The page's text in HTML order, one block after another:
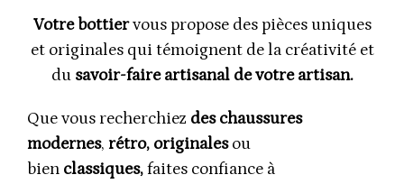
Votre bottiervous propose des pièces uniques
et originales qui témoignent de la créativité et
du savoir-faire artisanal de votre artisan.
Que vous recherchiez des chaussures
modernes, rétro, originalesou
bien classiques,faites confiance à